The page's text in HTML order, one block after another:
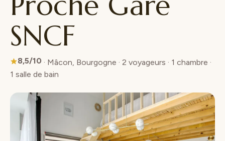
SNCF
8,5/10 · Mâcon, Bourgogne · 2 voyageurs · 1 chambre ·
1 salle de bain